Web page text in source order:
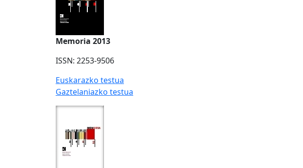
Memoria 2013
ISSN: 2253-9506
Euskarazko testua
Gaztelaniazko testua